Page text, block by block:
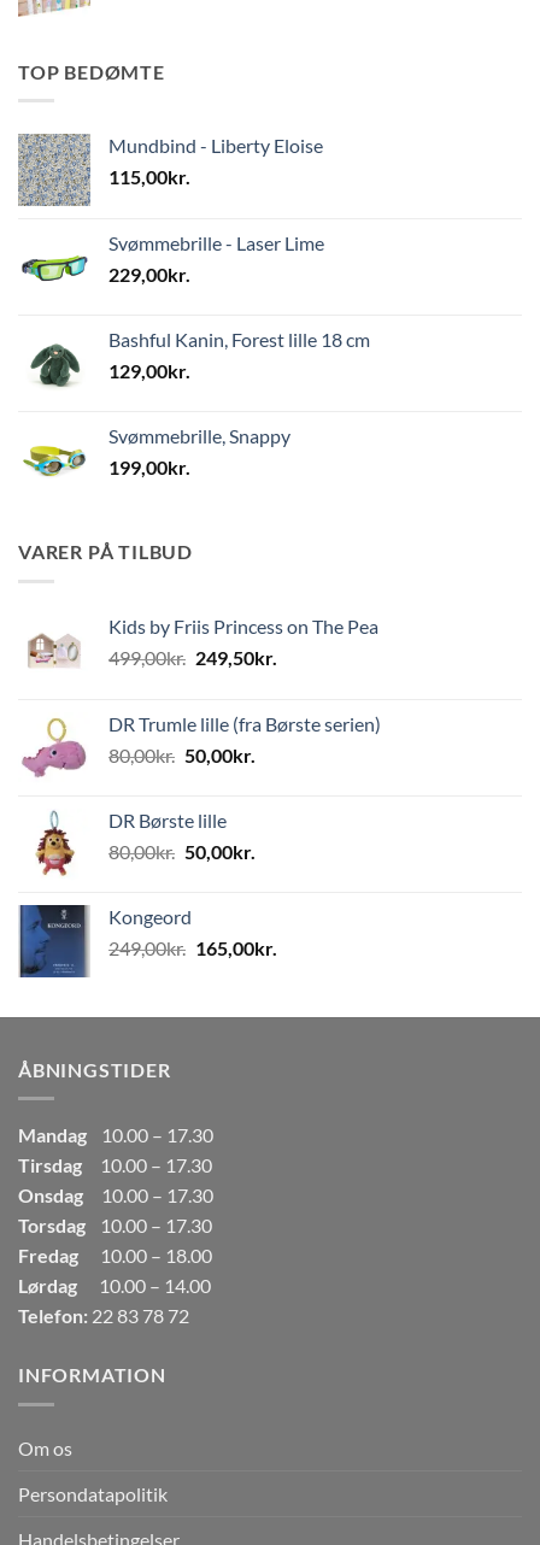
TOP BEDØMTE
Mundbind - Liberty Eloise
115,00kr.
Svømmebrille - Laser Lime
229,00kr.
Bashful Kanin, Forest lille 18 cm
129,00kr.
Svømmebrille, Snappy
199,00kr.
VARER PÅ TILBUD
Kids by Friis Princess on The Pea
499,00kr. Den
var:
499,00kr..
249,50kr.
er:
DR Trumle lille (fra Børste serien)
80,00kr. Den
var:
80,00kr..
50,00kr.
50,00kr..
DR Børste lille
80,00kr. Den
var:
80,00kr..
50,00kr.
50,00kr..
Kongeord
249,00kr. Den
var:
165,00kr.
er:
ÅBNINGSTIDER
Mandag
10.00 – 17.30
Tirsdag
10.00 – 17.30
Onsdag
10.00 – 17.30
Torsdag
10.00 – 17.30
Fredag
10.00 – 18.00
Lørdag
10.00 – 14.00
Telefon: 22 83 78 72
INFORMATION
Om os
Persondatapolitik
Handelsbetingelser